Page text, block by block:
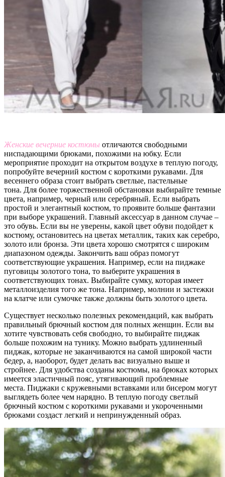
Женские вечерние костюмы отличаются свободными
ниспадающими брюками, похожими на юбку. Если
мероприятие проходит на открытом воздухе в теплую погоду,
попробуйте вечерний костюм с короткими рукавами. Для
весеннего образа стоит выбрать светлые, пастельные
тона. Для более торжественной обстановки выбирайте темные
цвета, например, черный или серебряный. Если выбрать
простой и элегантный костюм, то проявите больше фантазии
при выборе украшений. Главный аксессуар в данном случае –
это обувь. Если вы не уверены, какой цвет обуви подойдет к
костюму, остановитесь на цветах металлик, таких как серебро,
золото или бронза. Эти цвета хорошо смотрятся с широким
диапазоном одежды. Закончить ваш образ помогут
соответствующие украшения. Например, если на пиджаке
пуговицы золотого тона, то выберите украшения в
соответствующих тонах. Выбирайте сумку, которая имеет
металлоизделия того же тона. Например, молнии и застежки
на клатче или сумочке также должны быть золотого цвета.
Существует несколько полезных рекомендаций, как выбрать
правильный брючный костюм для полных женщин. Если вы
хотите чувствовать себя свободно, то выбирайте пиджак
больше похожим на тунику. Можно выбрать удлиненный
пиджак, которые не заканчиваются на самой широкой части
бедер, а, наоборот, будет делать вас визуально выше и
стройнее. Для удобства созданы костюмы, на брюках которых
имеется эластичный пояс, утягивающий проблемные
места. Пиджаки с кружевными вставками или бисером могут
выглядеть более чем нарядно. В теплую погоду светлый
брючный костюм с короткими рукавами и укороченными
брюками создаст легкий и непринужденный образ.